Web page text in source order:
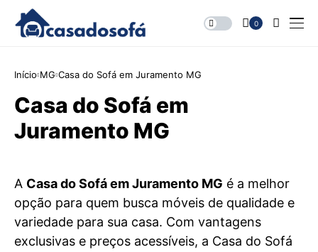
0
Início MG Casa do Sofá em Juramento MG
Casa do Sofá em
Juramento MG
A Casa do Sofá em Juramento MG é a melhor
opção para quem busca móveis de qualidade e
variedade para sua casa. Com vantagens
exclusivas e preços acessíveis, a Casa do Sofá